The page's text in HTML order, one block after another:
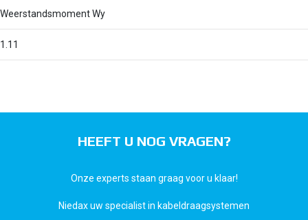
Weerstandsmoment Wy
1.11
HEEFT U NOG VRAGEN?
Onze experts staan graag voor u klaar!
Niedax uw specialist in kabeldraagsystemen